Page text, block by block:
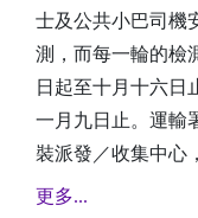
士及公共小巴司機
測，而每一輪的檢
日起至十月十六日
一月九日止。運輸
裝派發／收集中心
更多...